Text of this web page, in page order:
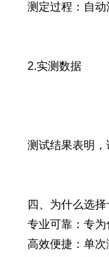
测定过程：自
2.实测数据
测试结果表明
四、为什么选
专业可靠：专
高效便捷：单